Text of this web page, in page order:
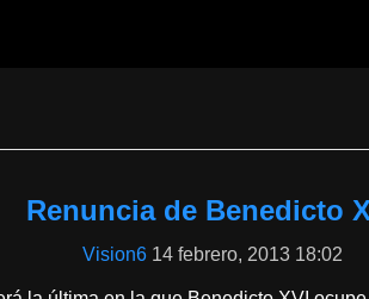
Renuncia de Benedicto
Vision6 14 febrero, 2013 18:02